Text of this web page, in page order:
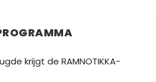
krijgt de RAMNOTIKKA-